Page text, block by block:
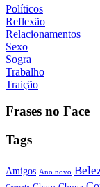
Políticos
Reflexão
Relacionamentos
Sexo
Sogra
Trabalho
Traição
Frases no Face
Tags
Amigos Ano novo